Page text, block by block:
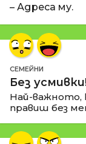
– Адреса му.
СЕМЕЙНИ
Без
Най-важното,
правиш без